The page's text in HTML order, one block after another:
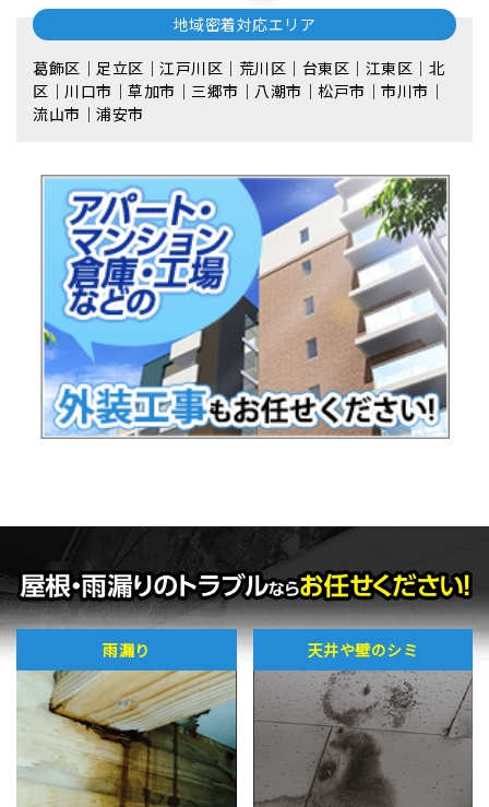
地域密着対応エリア
葛飾区｜足立区｜江戸川区｜荒川区｜台東区｜江東区｜北
区｜川口市｜草加市｜三郷市｜八潮市｜松⼾市｜市川市｜
流⼭市｜浦安市
雨漏り 天井や壁のシミ